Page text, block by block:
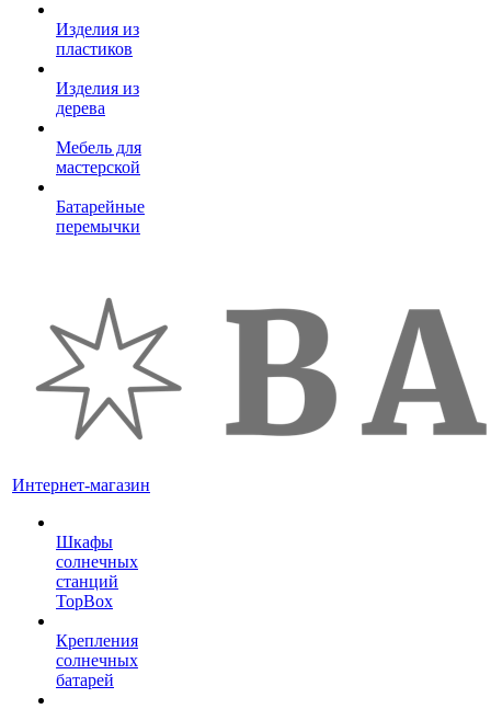
Изделия из
пластиков
Изделия из
дерева
Мебель для
мастерской
Батарейные
перемычки
Интернет-магазин
Шкафы
солнечных
станций
TopBox
Крепления
солнечных
батарей